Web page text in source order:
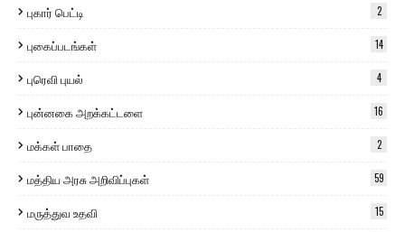
புகார் பெட்டி 2
புகைப்படங்கள் 14
புரெவி புயல் 4
புன்னகை அறக்கட்டளை 16
மக்கள் பாதை 2
மத்திய அரசு அறிவிப்புகள் 59
மருத்துவ உதவி 15